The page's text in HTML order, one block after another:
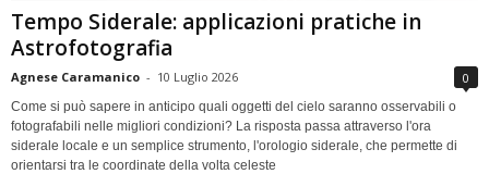
Tempo Siderale: applicazioni pratiche in
Astrofotografia
Agnese Caramanico - 10 Luglio 2026 0
Come si può sapere in anticipo quali oggetti del cielo saranno osservabili o
fotografabili nelle migliori condizioni? La risposta passa attraverso l'ora
siderale locale e un semplice strumento, l'orologio siderale, che permette di
orientarsi tra le coordinate della volta celeste